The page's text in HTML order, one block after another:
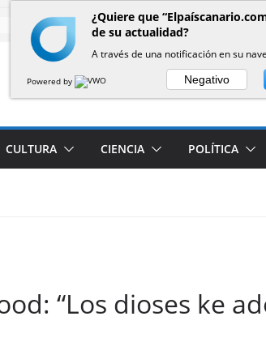
CULTURA CIENCIA POLÍTICA
“Los dioses ke
¿Quiere que
de su actualidad?
A través de una notificación en su
Powered by Negativo